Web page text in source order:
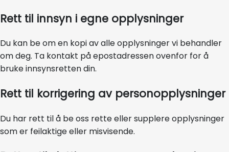
Rett til innsyn i egne opplysninger
Du kan be om en kopi av alle opplysninger vi behandler
om deg. Ta kontakt på epostadressen ovenfor for å
bruke innsynsretten din.
Rett til korrigering av personopplysninger
Du har rett til å be oss rette eller supplere opplysninger
som er feilaktige eller misvisende.